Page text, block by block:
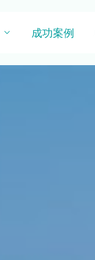
成功案例